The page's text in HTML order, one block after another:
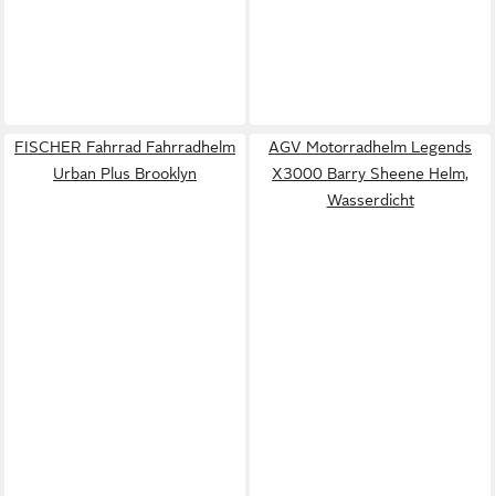
FISCHER Fahrrad Fahrradhelm
Urban Plus Brooklyn
AGV Motorradhelm Legends
X3000 Barry Sheene Helm,
Wasserdicht